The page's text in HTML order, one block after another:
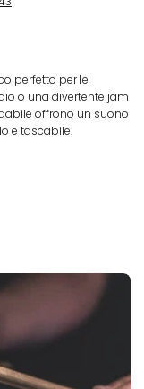
perfetto per le
o una divertente jam
offrono un suono
e tascabile.